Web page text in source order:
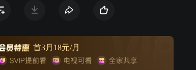
首3月18元/月